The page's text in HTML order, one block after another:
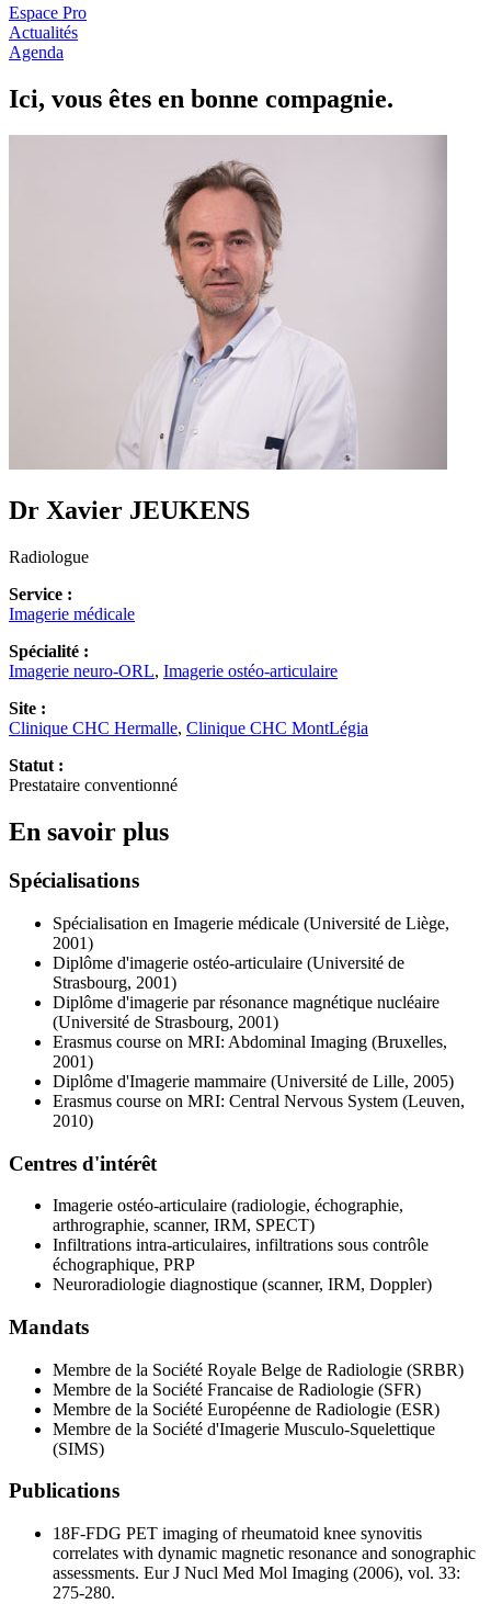
Espace Pro
Actualités
Agenda
Ici, vous êtes en bonne compagnie.
Dr Xavier JEUKENS
Radiologue
Service :
Imagerie médicale
Spécialité :
Imagerie neuro-ORL, Imagerie ostéo-articulaire
Site :
Clinique CHC Hermalle, Clinique CHC MontLégia
Statut :
Prestataire conventionné
En savoir plus
Spécialisations
Spécialisation en Imagerie médicale (Université de Liège,
2001)
Diplôme d'imagerie ostéo-articulaire (Université de
Strasbourg, 2001)
Diplôme d'imagerie par résonance magnétique nucléaire
(Université de Strasbourg, 2001)
Erasmus course on MRI: Abdominal Imaging (Bruxelles,
2001)
Diplôme d'Imagerie mammaire (Université de Lille, 2005)
Erasmus course on MRI: Central Nervous System (Leuven,
2010)
Centres d'intérêt
Imagerie ostéo-articulaire (radiologie, échographie,
arthrographie, scanner, IRM, SPECT)
Infiltrations intra-articulaires, infiltrations sous contrôle
échographique, PRP
Neuroradiologie diagnostique (scanner, IRM, Doppler)
Mandats
Membre de la Société Royale Belge de Radiologie (SRBR)
Membre de la Société Francaise de Radiologie (SFR)
Membre de la Société Européenne de Radiologie (ESR)
Membre de la Société d'Imagerie Musculo-Squelettique
(SIMS)
Publications
18F-FDG PET imaging of rheumatoid knee synovitis
correlates with dynamic magnetic resonance and sonographic
assessments. Eur J Nucl Med Mol Imaging (2006), vol. 33:
275-280.